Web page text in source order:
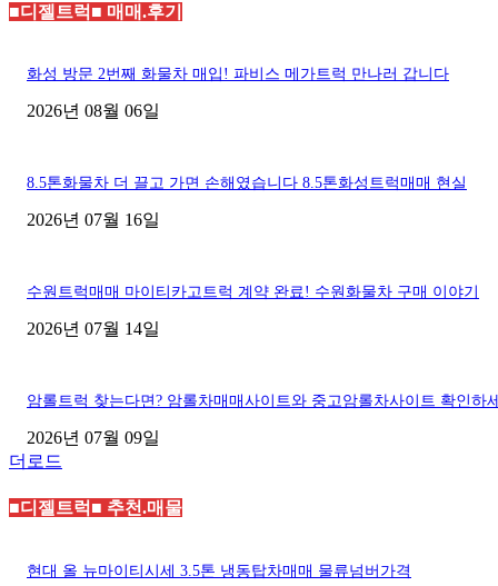
■디젤트럭■ 매매.후기
화성 방문 2번째 화물차 매입! 파비스 메가트럭 만나러 갑니다
2026년 08월 06일
8.5톤화물차 더 끌고 가면 손해였습니다 8.5톤화성트럭매매 현실
2026년 07월 16일
수원트럭매매 마이티카고트럭 계약 완료! 수원화물차 구매 이야기
2026년 07월 14일
암롤트럭 찾는다면? 암롤차매매사이트와 중고암롤차사이트 확인하
2026년 07월 09일
더로드
■디젤트럭■ 추천.매물
현대 올 뉴마이티시세 3.5톤 냉동탑차매매 물류넘버가격